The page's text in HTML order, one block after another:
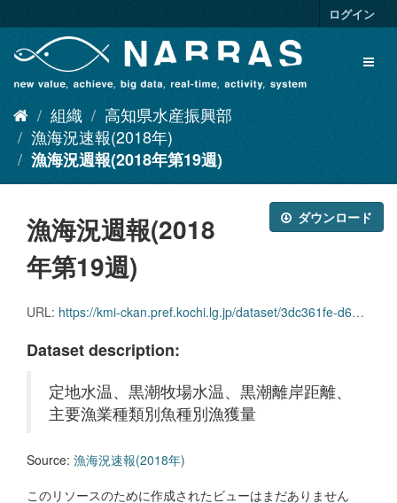
キ
ログイン
組織
高知県水産振興部
漁海況速報(2018年)
漁海況週報(2018年第19週)
ダウンロード
漁海況週報(2018
年第19週)
URL: https://kmi-ckan.pref.kochi.lg.jp/dataset/3dc361fe-d618-42be-818d-dddfce15c9be/resource/fa8efb9e-53e2-4ab1-a407-4caee2609c99/download/ryoukaikyoushuuhou2018nendai19shuu.pdf
Dataset description:
定地水温、黒潮牧場水温、黒潮離岸距離、
主要漁業種類別魚種別漁獲量
Source: 漁海況速報(2018年)
このリソースのために作成されたビューはまだありません